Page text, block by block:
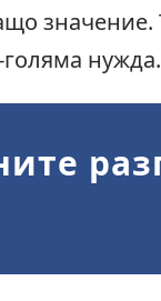
значение.
нужда.